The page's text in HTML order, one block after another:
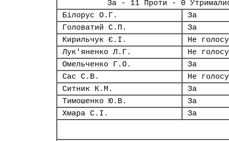
За - 11 Проти - 0
Білорус О.Г.
За
Головатий С.П.
За
Кирильчук Є.І.
Не
Лук'яненко Л.Г.
Не
Омельченко Г.О.
За
Сас С.В.
Не
Ситник К.М.
За
Тимошенко Ю.В.
За
Хмара С.І.
За